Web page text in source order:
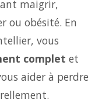
maigrir,
ou obésité. En
vous
complet et
aider à perdre